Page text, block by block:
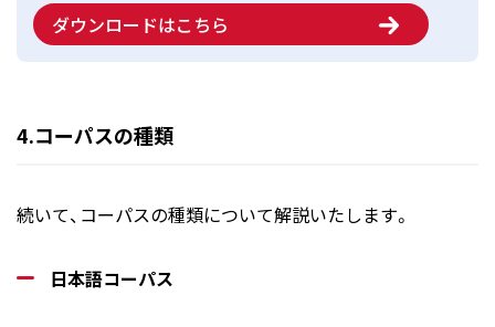
ダウンロードはこちら
4.コーパスの種類
続いて、コーパスの種類について解説いたします。
日本語コーパス